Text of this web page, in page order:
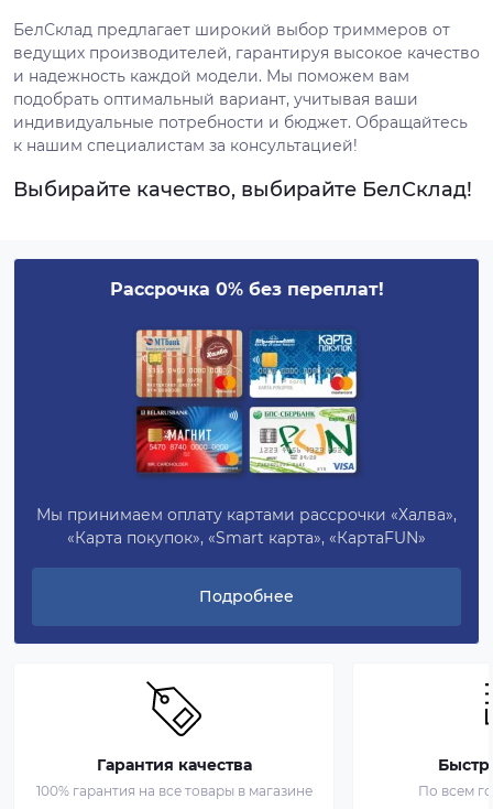
БелСклад предлагает широкий выбор триммеров от
ведущих производителей, гарантируя высокое качество
и надежность каждой модели. Мы поможем вам
подобрать оптимальный вариант, учитывая ваши
индивидуальные потребности и бюджет. Обращайтесь
к нашим специалистам за консультацией!
Выбирайте качество, выбирайте БелСклад!
Рассрочка 0% без переплат!
Мы принимаем оплату картами рассрочки «Халва»,
«Карта покупок», «Smart карта», «КартаFUN»
Подробнее
Гарантия качества
100% гарантия на все товары в магазине По всем